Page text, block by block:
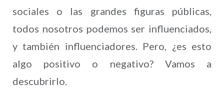
sociales o las grandes figuras públicas,
todos nosotros podemos ser influenciados,
y también influenciadores. Pero, ¿es esto
algo positivo o negativo? Vamos a
descubrirlo.